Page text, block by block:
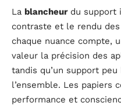
La blancheurdu support
contraste et le rendu
chaque nuance compte,
valeur la précision des
tandis qu’un support
l’ensemble. Les papiers
performance et